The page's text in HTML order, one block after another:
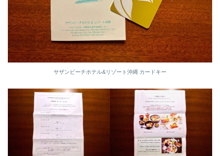
サザンビーチホテル&リゾート沖縄 カードキー